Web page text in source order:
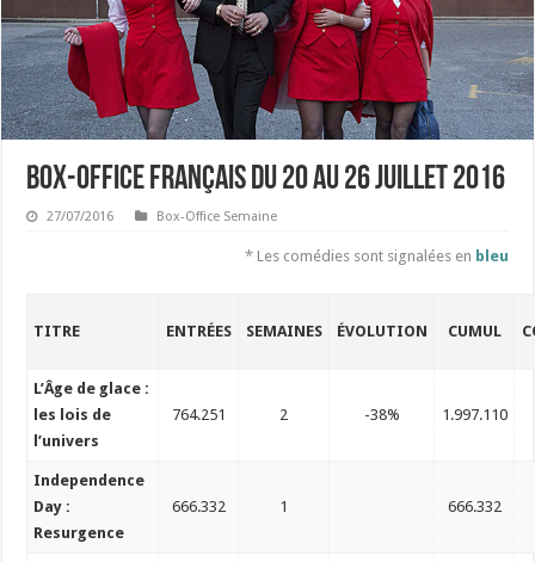
Box-office français du 20 au 26 juillet 2016
27/07/2016 Box-Office Semaine
* Les comédies sont signalées en bleu
TITRE ENTRÉES SEMAINES ÉVOLUTION CUMUL
L’Âge de glace :
les lois de
l’univers
764.251 2 -38% 1.997.110
Independence
Day :
Resurgence
666.332 1 666.332